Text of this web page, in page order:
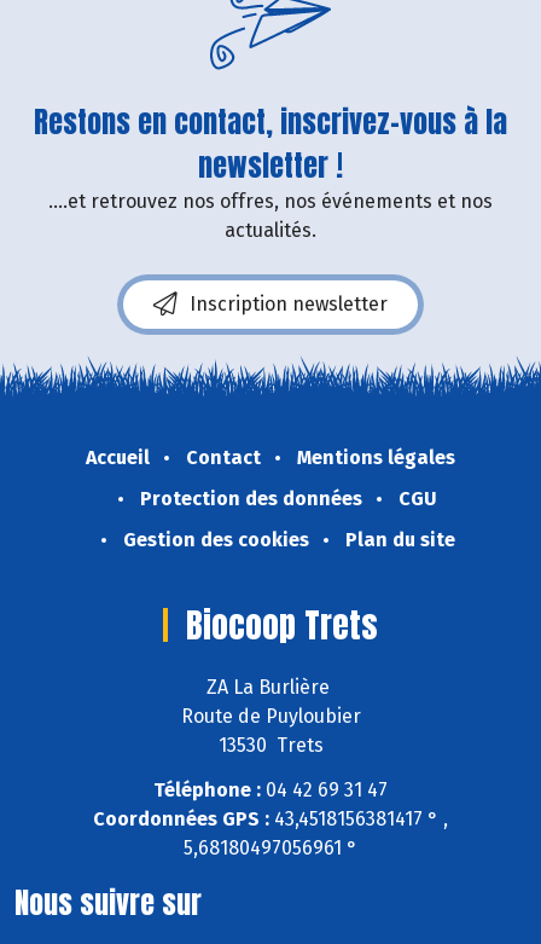
Restons en contact, inscrivez-vous à la
newsletter !
....et retrouvez nos offres, nos événements et nos
actualités.
Inscription newsletter
Accueil Contact
Mentions légales
Protection des données
CGU
Gestion des cookies
Plan du site
Biocoop Trets
ZA La Burlière
Route de Puyloubier
13530 Trets
Téléphone : 04 42 69 31 47
Coordonnées GPS : 43,4518156381417 ° ,
5,68180497056961 °
Nous suivre sur